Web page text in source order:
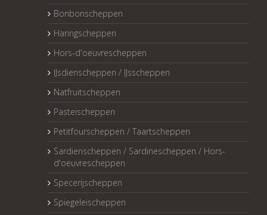
Bonbonscheppen
Haringscheppen
Hors-d'oeuvrescheppen
IJsdienscheppen / IJsscheppen
Natfruitscheppen
Pasteischeppen
Petitfourscheppen / Taartscheppen
Sardienscheppen / Sardinescheppen / Hors-
d'oeuvrescheppen
Specerijscheppen
Spiegeleischeppen